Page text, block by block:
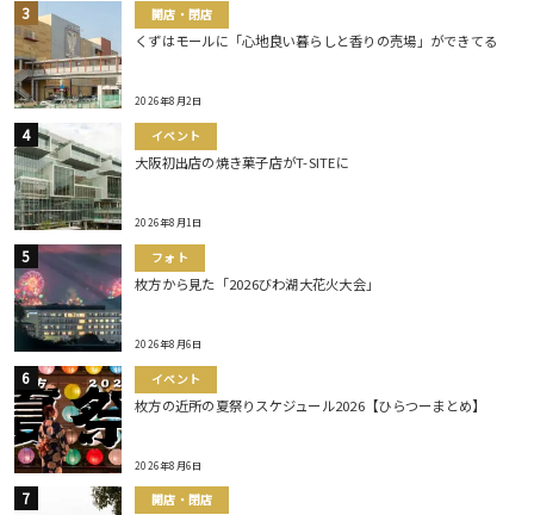
開店・閉店
くずはモールに「心地良い暮らしと香りの売場」ができてる
2026年8月2日
イベント
大阪初出店の焼き菓子店がT-SITEに
2026年8月1日
フォト
枚方から見た「2026びわ湖大花火大会」
2026年8月6日
イベント
枚方の近所の夏祭りスケジュール2026【ひらつーまとめ】
2026年8月6日
開店・閉店